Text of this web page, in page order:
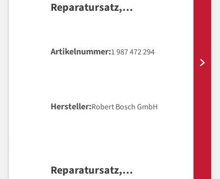
Reparatursatz,
Artikelnummer 1 987 472 294
Hersteller Robert Bosch GmbH
Reparatursatz,